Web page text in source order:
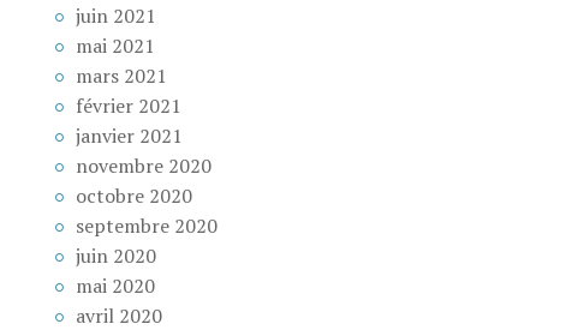
juin 2021
mai 2021
mars 2021
février 2021
janvier 2021
novembre 2020
octobre 2020
septembre 2020
juin 2020
mai 2020
avril 2020